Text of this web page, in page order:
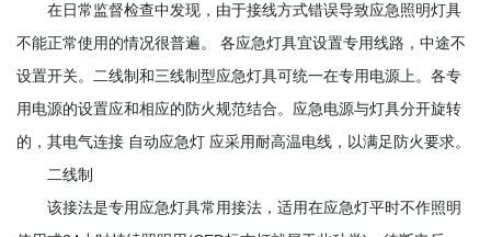
在日常监督检查中发现，由于接线方式错误导致应急照明灯具
不能正常使用的情况很普遍。 各应急灯具宜设置专用线路，中途不
设置开关。二线制和三线制型应急灯具可统一在专用电源上。各专
用电源的设置应和相应的防火规范结合。应急电源与灯具分开旋转
的，其电气连接 自动应急灯 应采用耐高温电线，以满足防火要求。
二线制
该接法是专用应急灯具常用接法，适用在应急灯平时不作照明